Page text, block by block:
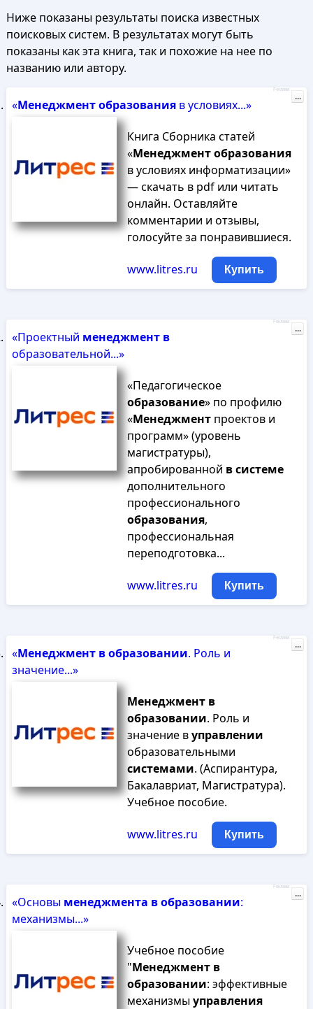
Ниже показаны результаты поиска известных
поисковых систем. В результатах могут быть
показаны как эта книга, так и похожие на нее по
названию или автору.
«Менеджментобразованияв условиях...»
Книга Сборника статей
«Менеджментобразования
в условиях информатизации»
— скачать в pdf или читать
онлайн. Оставляйте
комментарии и отзывы,
голосуйте за понравившиеся.
www.litres.ru Купить
Реклама
...
«Проектный менеджмент в
образовательной...»
«Педагогическое
образование» по профилю
«Менеджментпроектов и
программ» (уровень
магистратуры),
апробированной всистеме
дополнительного
профессионального
образования,
профессиональная
переподготовка...
www.litres.ru Купить
Реклама
...
«Менеджмент вобразовании. Роль и
значение...»
Менеджмент в
образовании. Роль и
значение вуправлении
образовательными
системами. (Аспирантура,
Бакалавриат, Магистратура).
Учебное пособие.
www.litres.ru Купить
Реклама
...
«Основы менеджмента вобразовании:
механизмы...»
Учебное пособие
"Менеджмент в
образовании: эффективные
механизмыуправления
Реклама
...